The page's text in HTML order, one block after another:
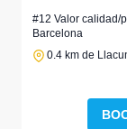
#12 Valor calidad/
Barcelona
0.4 km de